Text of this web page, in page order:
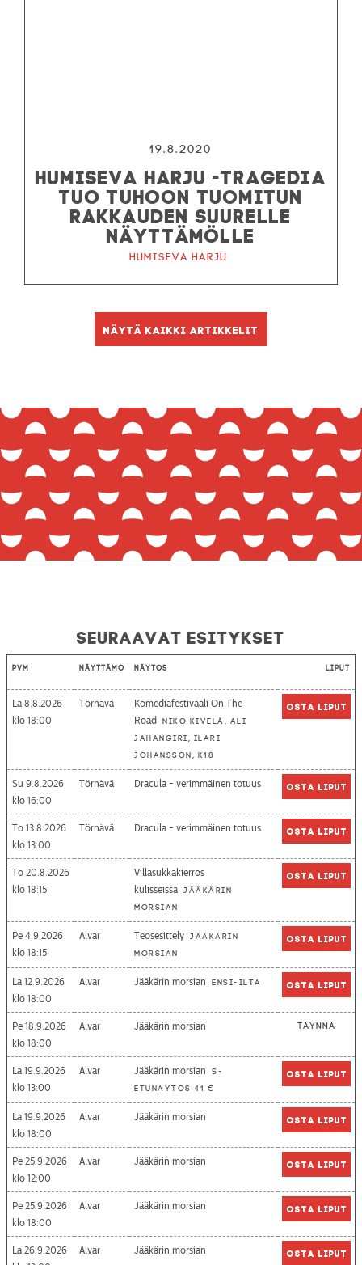
19.8.2020
HUMISEVA HARJU -TRAGEDIA
TUO TUHOON TUOMITUN
RAKKAUDEN SUURELLE
NÄYTTÄMÖLLE
Humiseva harju
Näytä kaikki artikkelit
Seuraavat esitykset
Pvm Näyttämö Näytös Liput
La 8.8.2026
18:00
Törnävä
Komediafestivaali On The
Road
Niko Kivelä, Ali
Jahangiri, Ilari
Johansson, K18
Osta liput
Su 9.8.2026
16:00
Törnävä Dracula - verimmäinen totuus Osta liput
To 13.8.2026
13:00
Törnävä Dracula - verimmäinen totuus Osta liput
To 20.8.2026
18:15
Villasukkakierros
kulisseissa Jääkärin
morsian
Osta liput
Pe 4.9.2026
18:15
Alvar Teosesittely Jääkärin
morsian
Osta liput
La 12.9.2026
18:00
Alvar Jääkärin morsian Ensi-ilta Osta liput
Pe 18.9.2026
18:00
Alvar Jääkärin morsian Täynnä
La 19.9.2026
13:00
Alvar Jääkärin morsian
S-
etunäytös 41 €
Osta liput
La 19.9.2026
18:00
Alvar Jääkärin morsian Osta liput
Pe 25.9.2026
12:00
Alvar Jääkärin morsian Osta liput
Pe 25.9.2026
18:00
Alvar Jääkärin morsian Osta liput
La 26.9.2026
Alvar Jääkärin morsian Osta liput